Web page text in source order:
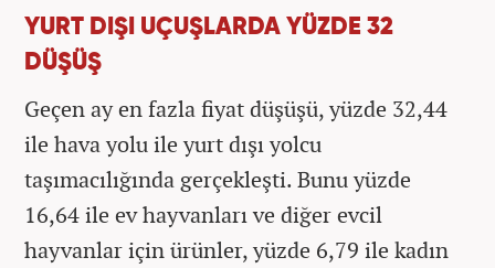
YURT DIŞI UÇUŞLARDA YÜZDE 32
DÜŞÜŞ
Geçen ay en fazla fiyat düşüşü, yüzde 32,44
ile hava yolu ile yurt dışı yolcu
taşımacılığında gerçekleşti. Bunu yüzde
16,64 ile ev hayvanları ve diğer evcil
hayvanlar için ürünler, yüzde 6,79 ile kadın